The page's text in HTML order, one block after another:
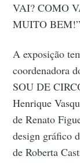
VAI? COMO
MUITO BEM!”
A exposição
coordenadora
SOU DE
Henrique
de Renato
design gráfico
de Roberta